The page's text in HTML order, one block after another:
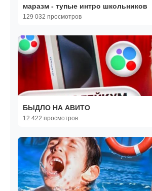
маразм - тупые интро школьников
129 032 просмотров
БЫДЛО НА АВИТО
12 422 просмотров